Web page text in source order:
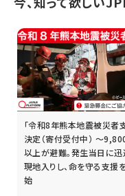
「令和8年熊本地震被災者
決定（寄付受付中） ～
以上が避難。発生当日に迅
現地入りし、命を守る支援
始